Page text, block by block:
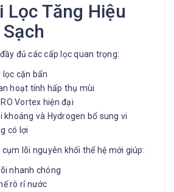
Lọc Tăng Hiệu
đủ các cấp lọc quan trọng:
lọc cặn bẩn
hoạt tính hấp thụ mùi
Vortex hiện đại
khoáng và Hydrogen bổ sung vi
có lợi
lõi nguyên khối thế hệ mới giúp:
nhanh chóng
rò rỉ nước